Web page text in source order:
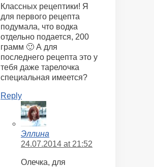
Классных рецептики! Я
для первого рецепта
подумала, что водка
отдельно подается, 200
грамм 🙂 А для
последнего рецепта это у
тебя даже тарелочка
специальная имеется?
Reply
Эллина
24.07.2014 at 21:52
Олечка, для